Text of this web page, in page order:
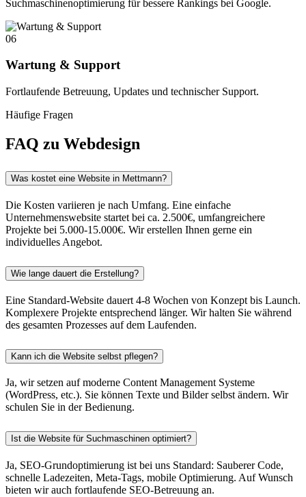
Suchmaschinenoptimierung für bessere Rankings bei Google.
06
Wartung & Support
Fortlaufende Betreuung, Updates und technischer Support.
Häufige Fragen
FAQ zu Webdesign
Was kostet eine Website in Mettmann?
Die Kosten variieren je nach Umfang. Eine einfache
Unternehmenswebsite startet bei ca. 2.500€, umfangreichere
Projekte bei 5.000-15.000€. Wir erstellen Ihnen gerne ein
individuelles Angebot.
Wie lange dauert die Erstellung?
Eine Standard-Website dauert 4-8 Wochen von Konzept bis Launch.
Komplexere Projekte entsprechend länger. Wir halten Sie während
des gesamten Prozesses auf dem Laufenden.
Kann ich die Website selbst pflegen?
Ja, wir setzen auf moderne Content Management Systeme
(WordPress, etc.). Sie können Texte und Bilder selbst ändern. Wir
schulen Sie in der Bedienung.
Ist die Website für Suchmaschinen optimiert?
Ja, SEO-Grundoptimierung ist bei uns Standard: Sauberer Code,
schnelle Ladezeiten, Meta-Tags, mobile Optimierung. Auf Wunsch
bieten wir auch fortlaufende SEO-Betreuung an.